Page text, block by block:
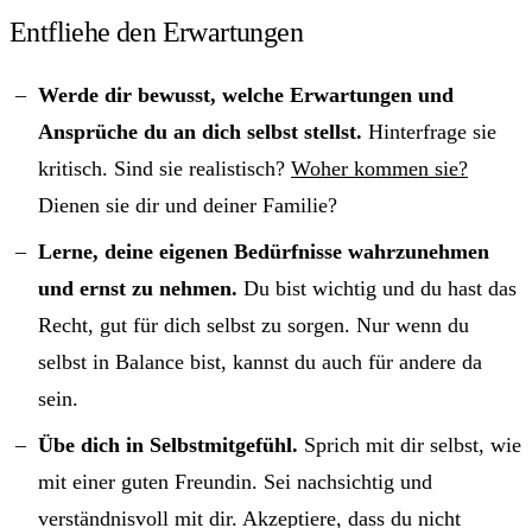
Entfliehe den Erwartungen
Werde dir bewusst, welche Erwartungen und
Ansprüche du an dich selbst stellst. Hinterfrage sie
kritisch. Sind sie realistisch? Woher kommen sie?
Dienen sie dir und deiner Familie?
Lerne, deine eigenen Bedürfnisse wahrzunehmen
und ernst zu nehmen. Du bist wichtig und du hast das
Recht, gut für dich selbst zu sorgen. Nur wenn du
selbst in Balance bist, kannst du auch für andere da
sein.
Übe dich in Selbstmitgefühl. Sprich mit dir selbst, wie
mit einer guten Freundin. Sei nachsichtig und
verständnisvoll mit dir. Akzeptiere, dass du nicht